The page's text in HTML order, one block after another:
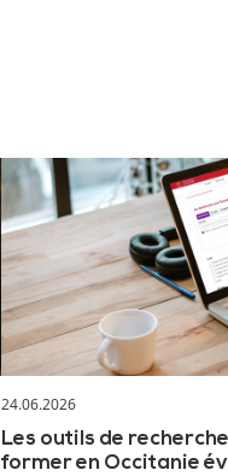
24.06.2026
Les outils de
former en Occitanie